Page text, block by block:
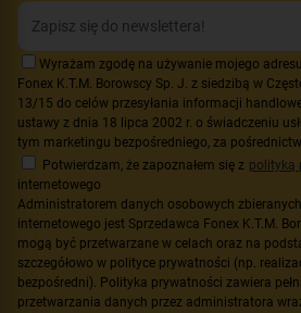
Wyrażam zgodę na używanie mojego
Fonex K.T.M. Borowscy Sp. J. z siedzibą w
13/15 do celów przesyłania informacji
ustawy z dnia 18 lipca 2002 r. o świadczeniu
tym marketingu bezpośredniego, za
Potwierdzam, że zapoznałem się z polityką
internetowego
Administratorem danych osobowych
internetowego jest Sprzedawca Fonex K.T.M.
mogą być przetwarzane w celach oraz na
szczegółowo w polityce prywatności (np.
bezpośredni). Polityka prywatności zawiera
przetwarzania danych przez administratora